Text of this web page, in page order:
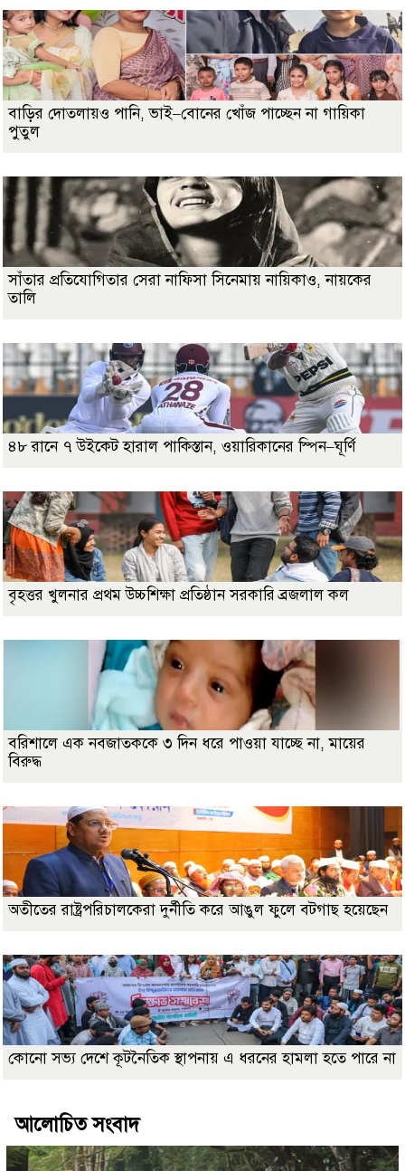
বাড়ির দোতলায়ও পানি, ভাই–বোনের খোঁজ পাচ্ছেন না গায়িকা
পুতুল
সাঁতার প্রতিযোগিতার সেরা নাফিসা সিনেমায় নায়িকাও, নায়কের
তালি
৪৮ রানে ৭ উইকেট হারাল পাকিস্তান, ওয়ারিকানের স্পিন–ঘূর্ণি
বৃহত্তর খুলনার প্রথম উচ্চশিক্ষা প্রতিষ্ঠান সরকারি ব্রজলাল কল
বরিশালে এক নবজাতককে ৩ দিন ধরে পাওয়া যাচ্ছে না, মায়ের
বিরুদ্ধ
অতীতের রাষ্ট্রপরিচালকেরা দুর্নীতি করে আঙুল ফুলে বটগাছ হয়েছেন
কোনো সভ্য দেশে কূটনৈতিক স্থাপনায় এ ধরনের হামলা হতে পারে না
আলোচিত সংবাদ